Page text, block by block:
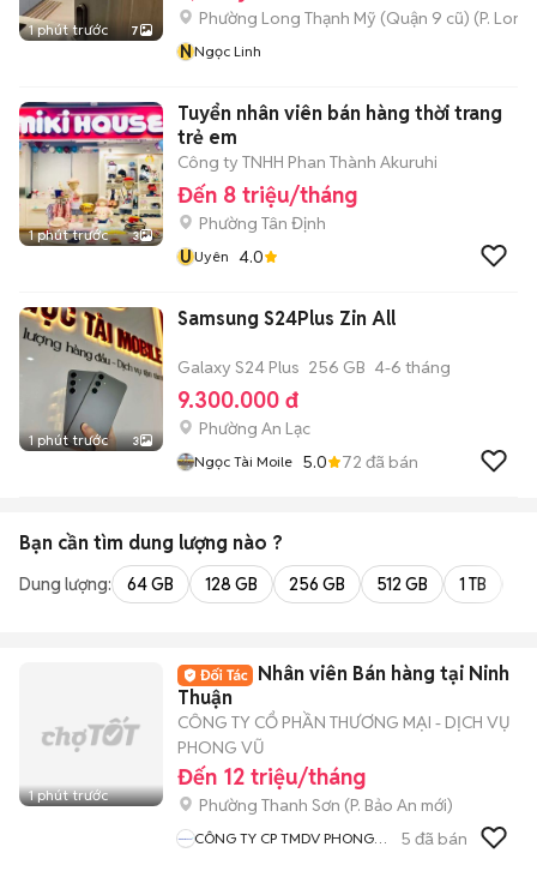
1 phút trước 7
Phường Long Thạnh Mỹ (Quận 9 cũ) (P.
NNgọc Linh
1 phút trước 3
Tuyển nhân viên bán hàng thời trang
trẻ em
Công ty TNHH Phan Thành Akuruhi
Đến 8 triệu/tháng
Phường Tân Định
UUyên 4.0
1 phút trước 3
Samsung S24Plus Zin All
Galaxy S24 Plus 256 GB 4-6 tháng
9.300.000 đ
Phường An Lạc
Ngọc Tài Moile 5.0 72 đã bán
Bạn cần tìm dung lượng nào ?
Dung lượng: 64 GB 128 GB 256 GB 512 GB 1 TB
1 phút trước
Nhân viên Bán hàng tại Ninh
Thuận
CÔNG TY CỔ PHẦN THƯƠNG MẠI - DỊCH VỤ
PHONG VŨ
Đến 12 triệu/tháng
Phường Thanh Sơn (P. Bảo An mới)
CÔNG TY CP TMDV PHONG
5 đã bán